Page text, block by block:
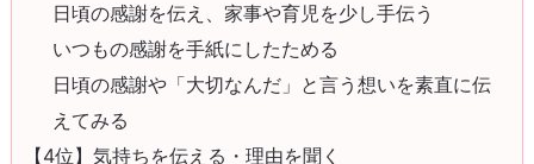
日頃の感謝を伝え、家事や育児を少し手伝う
いつもの感謝を手紙にしたためる
日頃の感謝や「大切なんだ」と言う想いを素直に伝
えてみる
【4位】気持ちを伝える・理由を聞く